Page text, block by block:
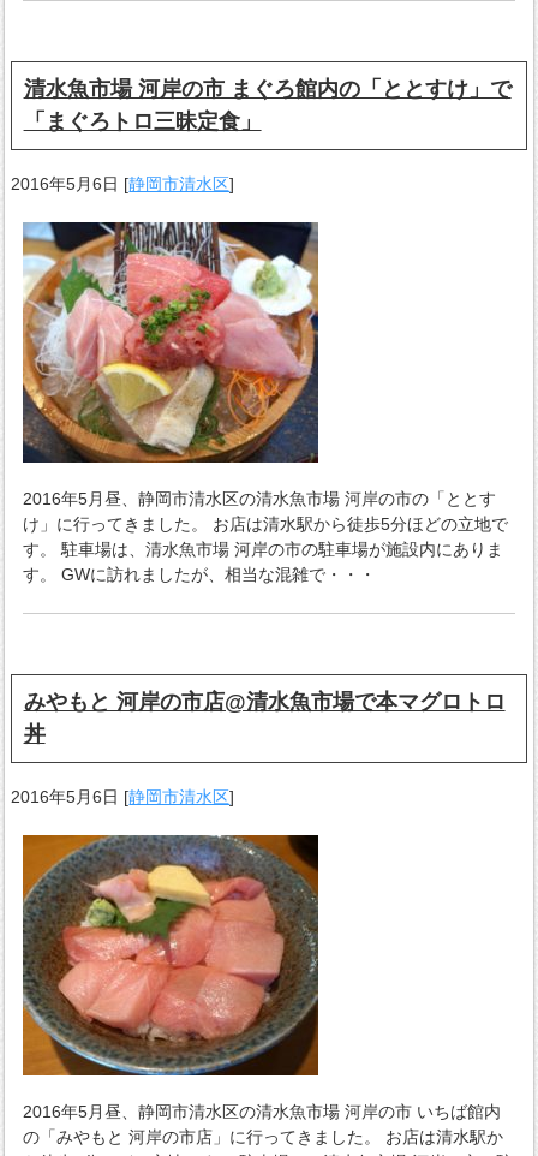
清水魚市場 河岸の市 まぐろ館内の「ととすけ」で
「まぐろトロ三昧定食」
2016年5月6日 [静岡市清水区]
2016年5月昼、静岡市清水区の清水魚市場 河岸の市の「ととす
け」に行ってきました。 お店は清水駅から徒歩5分ほどの立地で
す。 駐車場は、清水魚市場 河岸の市の駐車場が施設内にありま
す。 GWに訪れましたが、相当な混雑で・・・
みやもと 河岸の市店@清水魚市場で本マグロトロ
丼
2016年5月6日 [静岡市清水区]
2016年5月昼、静岡市清水区の清水魚市場 河岸の市 いちば館内
の「みやもと 河岸の市店」に行ってきました。 お店は清水駅か